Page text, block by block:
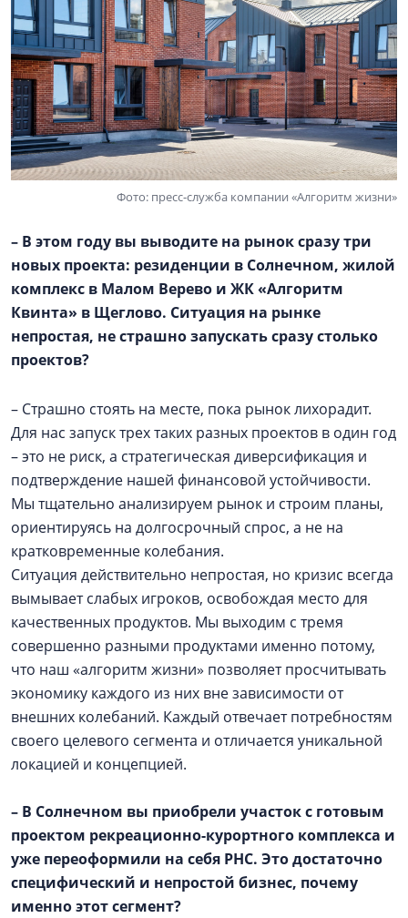
Фото: пресс-служба компании «Алгоритм жизни»
– В этом году вы выводите на рынок сразу три
новых проекта: резиденции в Солнечном, жилой
комплекс в Малом Верево и ЖК «Алгоритм
Квинта» в Щеглово. Ситуация на рынке
непростая, не страшно запускать сразу столько
проектов?
– Страшно стоять на месте, пока рынок лихорадит.
Для нас запуск трех таких разных проектов в один год
– это не риск, а стратегическая диверсификация и
подтверждение нашей финансовой устойчивости.
Мы тщательно анализируем рынок и строим планы,
ориентируясь на долгосрочный спрос, а не на
кратковременные колебания.
Ситуация действительно непростая, но кризис всегда
вымывает слабых игроков, освобождая место для
качественных продуктов. Мы выходим с тремя
совершенно разными продуктами именно потому,
что наш «алгоритм жизни» позволяет просчитывать
экономику каждого из них вне зависимости от
внешних колебаний. Каждый отвечает потребностям
своего целевого сегмента и отличается уникальной
локацией и концепцией.
– В Солнечном вы приобрели участок с готовым
проектом рекреационно-курортного комплекса и
уже переоформили на себя РНС. Это достаточно
специфический и непростой бизнес, почему
именно этот сегмент?